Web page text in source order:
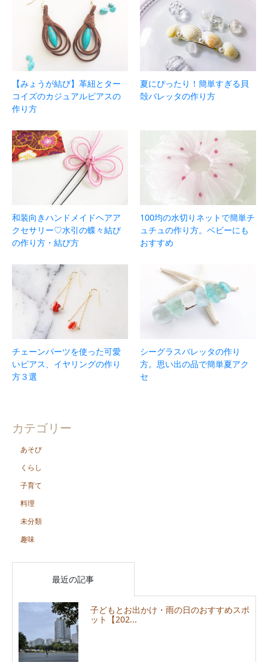
【みょうが結び】革紐とター
コイズのカジュアルピアスの
作り方
夏にぴったり！簡単すぎる貝
殻バレッタの作り方
和装向きハンドメイドヘアア
クセサリー♡水引の蝶々結び
の作り方・結び方
100均の水切りネットで簡単チ
ュチュの作り方。ベビーにも
おすすめ
チェーンパーツを使った可愛
いピアス、イヤリングの作り
方３選
シーグラスバレッタの作り
方。思い出の品で簡単夏アク
セ
カテゴリー
あそび
くらし
子育て
料理
未分類
趣味
最近の記事
子どもとお出かけ・雨の日のおすすめスポ
ット【202...